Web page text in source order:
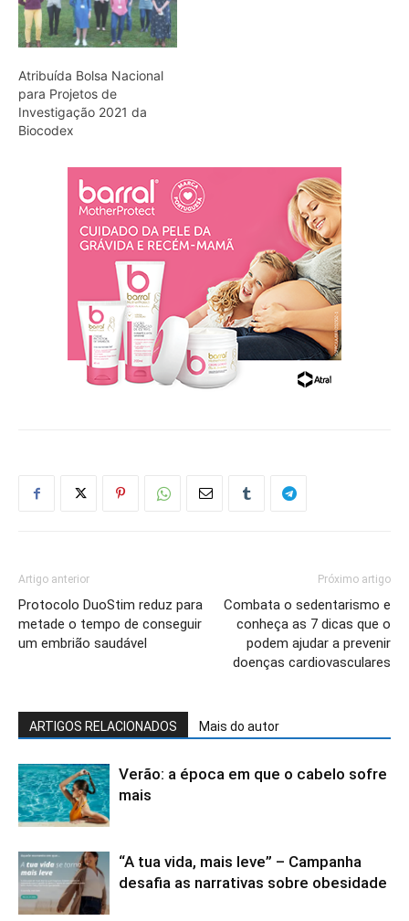
Atribuída Bolsa Nacional
para Projetos de
Investigação 2021 da
Biocodex
Artigo anterior
Protocolo DuoStim reduz para
metade o tempo de conseguir
um embrião saudável
Próximo artigo
Combata o sedentarismo e
conheça as 7 dicas que o
podem ajudar a prevenir
doenças cardiovasculares
ARTIGOS RELACIONADOS Mais do autor
Verão: a época em que o cabelo sofre
mais
“A tua vida, mais leve” – Campanha
desafia as narrativas sobre obesidade